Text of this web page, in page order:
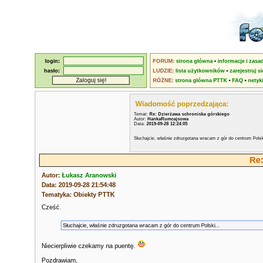
login:
hasło:
FORUM: strona główna • informacje i
LUDZIE: lista użytkowników • zarejestruj
RÓŻNE: strona główna PTTK • FAQ •
Wiadomość poprzedzająca:
Temat: Re: Dzierżawa schroniska górskiego
Autor: HankaRumcajsowa
Data: 2019-09-28 12:24:05
Słuchajcie, właśnie zdruzgotana wracam z gór do centrum
Autor: Łukasz Aranowski
Data: 2019-09-28 21:54:48
Tematyka: Obiekty PTTK
Cześć.
Słuchajcie, właśnie zdruzgotana wracam z gór do centrum Polski...
Niecierpliwie czekamy na puentę.
Pozdrawiam,